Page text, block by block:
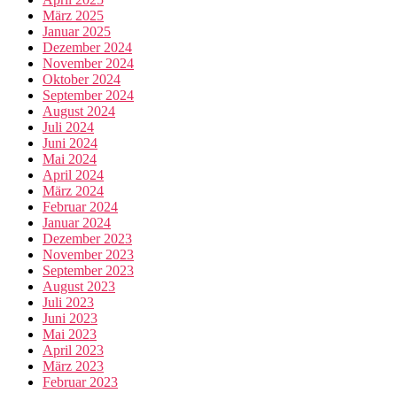
März 2025
Januar 2025
Dezember 2024
November 2024
Oktober 2024
September 2024
August 2024
Juli 2024
Juni 2024
Mai 2024
April 2024
März 2024
Februar 2024
Januar 2024
Dezember 2023
November 2023
September 2023
August 2023
Juli 2023
Juni 2023
Mai 2023
April 2023
März 2023
Februar 2023